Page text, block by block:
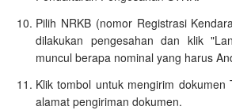
Pilih NRKB (nomor Registrasi
dilakukan pengesahan dan klik
muncul berapa nominal yang harus
Klik tombol untuk mengirim dokumen
alamat pengiriman dokumen.